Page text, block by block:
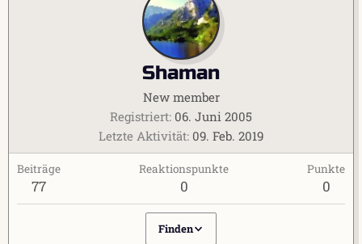
Shaman
New member
Registriert 06. Juni 2005
Letzte Aktivität 09. Feb. 2019
Beiträge
77
Reaktionspunkte
0
Punkte
0
Finden